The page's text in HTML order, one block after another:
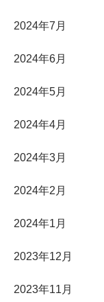
2024年7月
2024年6月
2024年5月
2024年4月
2024年3月
2024年2月
2024年1月
2023年12月
2023年11月